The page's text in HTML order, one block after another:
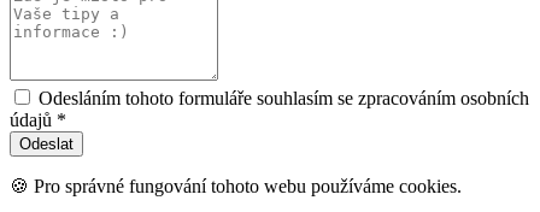
Odesláním tohoto formuláře souhlasím se zpracováním osobních
údajů *
🍪 Pro správné fungování tohoto webu používáme cookies.